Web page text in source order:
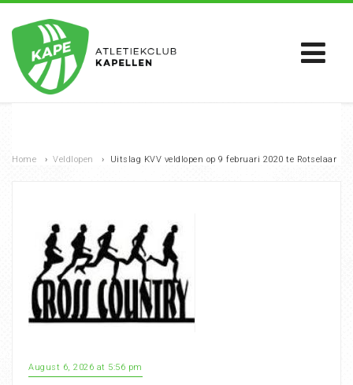
Home › Veldlopen › Uitslag KVV veldlopen op 9 februari 2020 te Rotselaar
August 6, 2026 at 5:56 pm